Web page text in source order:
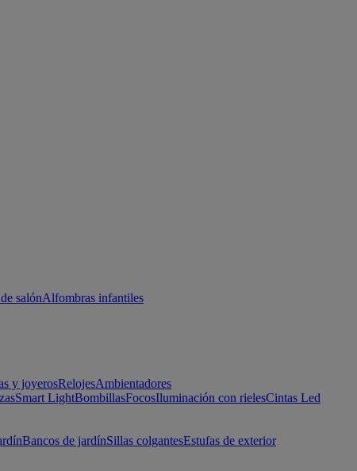
salónAlfombras infantiles
y joyerosRelojesAmbientadores
Smart LightBombillasFocosIluminación con rielesCintas Led
Bancos de jardínSillas colgantesEstufas de exterior